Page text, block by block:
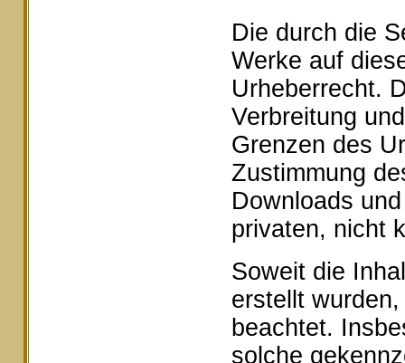
Die durch die
Werke auf
Urheberrecht.
Verbreitung
Grenzen des
Zustimmung
Downloads
privaten, nicht
Soweit die
erstellt
beachtet.
solche